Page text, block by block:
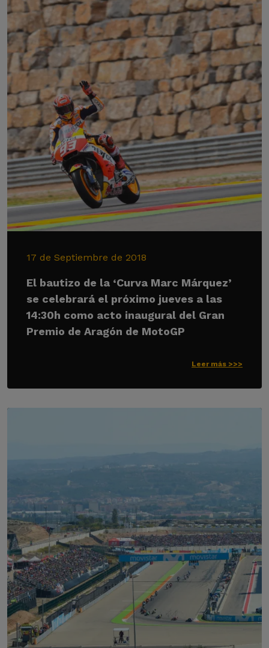
17 de Septiembre de 2018
El bautizo de la ‘Curva Marc Márquez’
se celebrará el próximo jueves a las
14:30h como acto inaugural del Gran
Premio de Aragón de MotoGP
Leer más >>>